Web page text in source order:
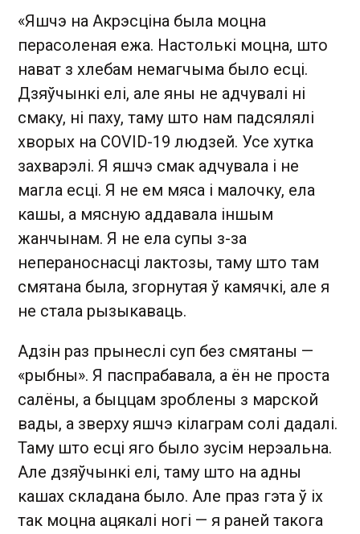
«Яшчэ на Акрэсціна была моцна
перасоленая ежа. Настолькі моцна, што
нават з хлебам немагчыма было есці.
Дзяўчынкі елі, але яны не адчувалі ні
смаку, ні паху, таму што нам падсялялі
хворых на COVID-19 людзей. Усе хутка
захварэлі. Я яшчэ смак адчувала і не
магла есці. Я не ем мяса і малочку, ела
кашы, а мясную аддавала іншым
жанчынам. Я не ела супы з-за
непераноснасці лактозы, таму што там
смятана была, згорнутая ў камячкі, але я
не стала рызыкаваць.
Адзін раз прынеслі суп без смятаны —
«рыбны». Я паспрабавала, а ён не проста
салёны, а быццам зроблены з марской
вады, а зверху яшчэ кілаграм солі дадалі.
Таму што есці яго было зусім нерэальна.
Але дзяўчынкі елі, таму што на адны
кашах складана было. Але праз гэта ў іх
так моцна ацякалі ногі — я раней такога